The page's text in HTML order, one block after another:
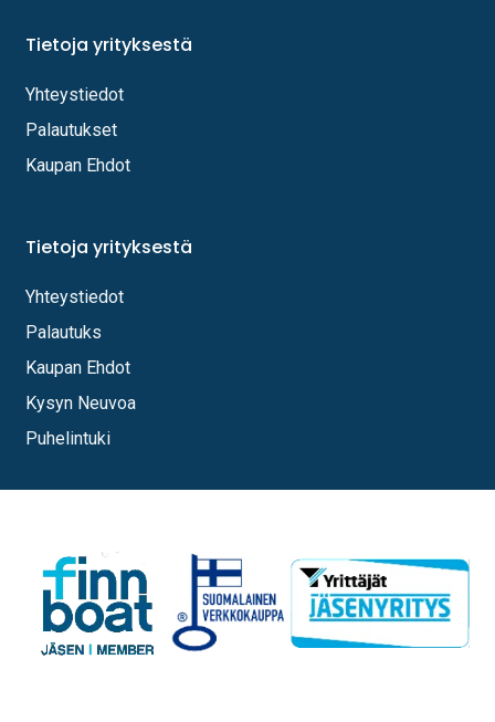
Tietoja yrityksestä
Yhteystiedot
Palautukset
Kaupan Ehdot
Tietoja yrityksestä
Yhteystiedot
Palautuks
Kaupan Ehdot
Kysyn Neuvoa
Puhelintuki